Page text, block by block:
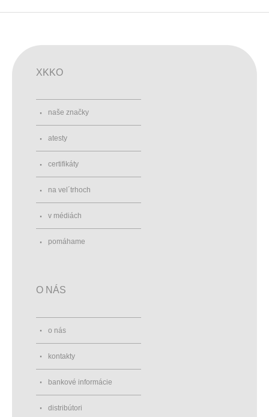
XKKO
naše značky
atesty
certifikáty
na vel´trhoch
v médiách
pomáhame
O NÁS
o nás
kontakty
bankové informácie
distribútori